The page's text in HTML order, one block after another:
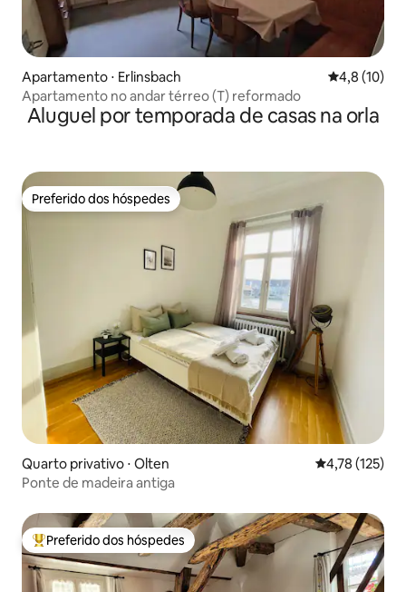
Apartamento ⋅ Erlinsbach 4,8 de uma
4,8 (10)
Apartamento no andar térreo (T) reformado
Aluguel por temporada de casas na orla
Preferido dos hóspedes
Preferido dos hóspedes
Quarto privativo ⋅ Olten 4,78 de uma
4,78 (125)
Ponte de madeira antiga
Entre os melhores preferidos dos hóspedes
Preferido dos hóspedes